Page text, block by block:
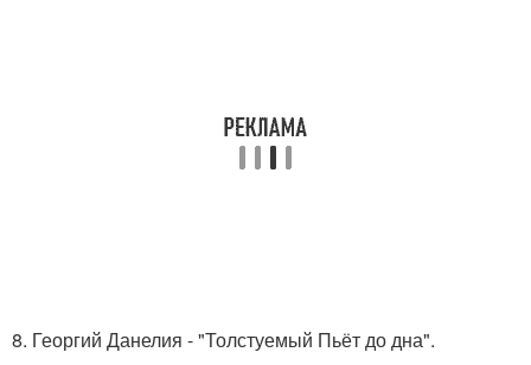
8. Георгий Данелия - "Толстуемый Пьёт до дна".